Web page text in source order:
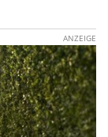
ANZEIGE